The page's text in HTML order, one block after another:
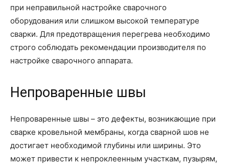
при неправильной настройке сварочного
оборудования или слишком высокой температуре
сварки. Для предотвращения перегрева необходимо
строго соблюдать рекомендации производителя по
настройке сварочного аппарата.
Непроваренные швы
Непроваренные швы – это дефекты, возникающие при
сварке кровельной мембраны, когда сварной шов не
достигает необходимой глубины или ширины. Это
может привести к непроклеенным участкам, пузырям,